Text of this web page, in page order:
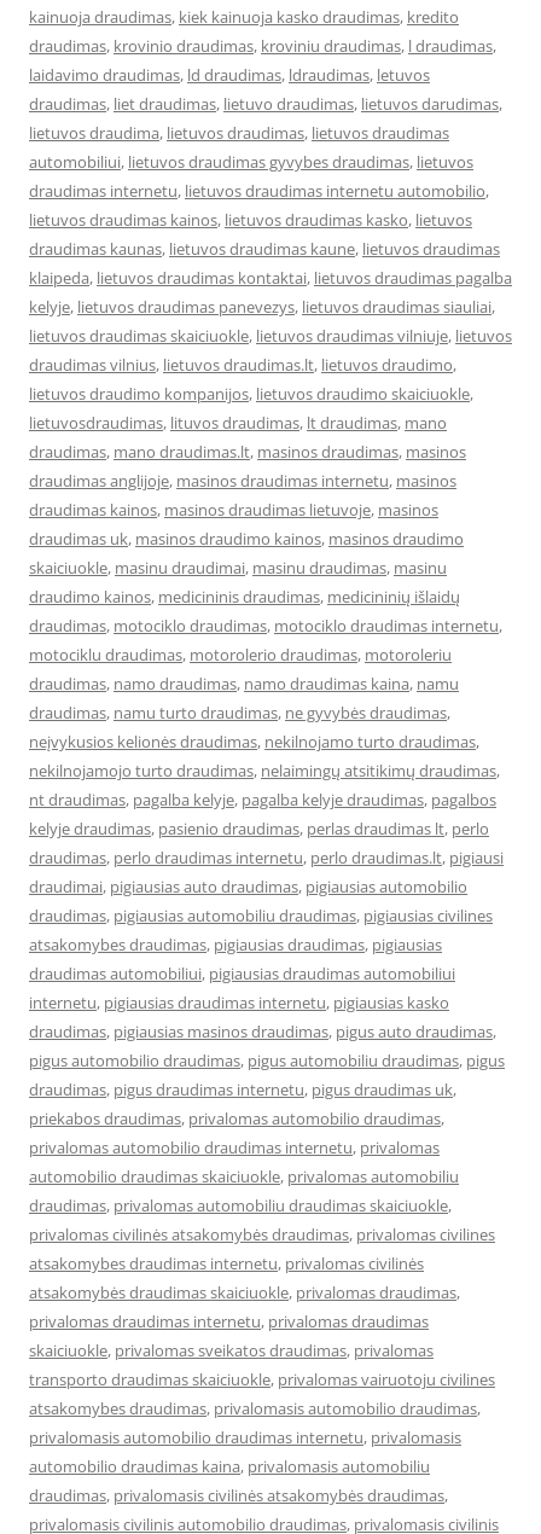
kainuoja draudimas, kiek kainuoja kasko draudimas, kredito
draudimas, krovinio draudimas, kroviniu draudimas, l draudimas,
laidavimo draudimas, ld draudimas, ldraudimas, letuvos
draudimas, liet draudimas, lietuvo draudimas, lietuvos darudimas,
lietuvos draudima, lietuvos draudimas, lietuvos draudimas
automobiliui, lietuvos draudimas gyvybes draudimas, lietuvos
draudimas internetu, lietuvos draudimas internetu automobilio,
lietuvos draudimas kainos, lietuvos draudimas kasko, lietuvos
draudimas kaunas, lietuvos draudimas kaune, lietuvos draudimas
klaipeda, lietuvos draudimas kontaktai, lietuvos draudimas pagalba
kelyje, lietuvos draudimas panevezys, lietuvos draudimas siauliai,
lietuvos draudimas skaiciuokle, lietuvos draudimas vilniuje, lietuvos
draudimas vilnius, lietuvos draudimas.lt, lietuvos draudimo,
lietuvos draudimo kompanijos, lietuvos draudimo skaiciuokle,
lietuvosdraudimas, lituvos draudimas, lt draudimas, mano
draudimas, mano draudimas.lt, masinos draudimas, masinos
draudimas anglijoje, masinos draudimas internetu, masinos
draudimas kainos, masinos draudimas lietuvoje, masinos
draudimas uk, masinos draudimo kainos, masinos draudimo
skaiciuokle, masinu draudimai, masinu draudimas, masinu
draudimo kainos, medicininis draudimas, medicininių išlaidų
draudimas, motociklo draudimas, motociklo draudimas internetu,
motociklu draudimas, motorolerio draudimas, motoroleriu
draudimas, namo draudimas, namo draudimas kaina, namu
draudimas, namu turto draudimas, ne gyvybės draudimas,
neįvykusios kelionės draudimas, nekilnojamo turto draudimas,
nekilnojamojo turto draudimas, nelaimingų atsitikimų draudimas,
nt draudimas, pagalba kelyje, pagalba kelyje draudimas, pagalbos
kelyje draudimas, pasienio draudimas, perlas draudimas lt, perlo
draudimas, perlo draudimas internetu, perlo draudimas.lt, pigiausi
draudimai, pigiausias auto draudimas, pigiausias automobilio
draudimas, pigiausias automobiliu draudimas, pigiausias civilines
atsakomybes draudimas, pigiausias draudimas, pigiausias
draudimas automobiliui, pigiausias draudimas automobiliui
internetu, pigiausias draudimas internetu, pigiausias kasko
draudimas, pigiausias masinos draudimas, pigus auto draudimas,
pigus automobilio draudimas, pigus automobiliu draudimas, pigus
draudimas, pigus draudimas internetu, pigus draudimas uk,
priekabos draudimas, privalomas automobilio draudimas,
privalomas automobilio draudimas internetu, privalomas
automobilio draudimas skaiciuokle, privalomas automobiliu
draudimas, privalomas automobiliu draudimas skaiciuokle,
privalomas civilinės atsakomybės draudimas, privalomas civilines
atsakomybes draudimas internetu, privalomas civilinės
atsakomybės draudimas skaiciuokle, privalomas draudimas,
privalomas draudimas internetu, privalomas draudimas
skaiciuokle, privalomas sveikatos draudimas, privalomas
transporto draudimas skaiciuokle, privalomas vairuotoju civilines
atsakomybes draudimas, privalomasis automobilio draudimas,
privalomasis automobilio draudimas internetu, privalomasis
automobilio draudimas kaina, privalomasis automobiliu
draudimas, privalomasis civilinės atsakomybės draudimas,
privalomasis civilinis automobilio draudimas, privalomasis civilinis